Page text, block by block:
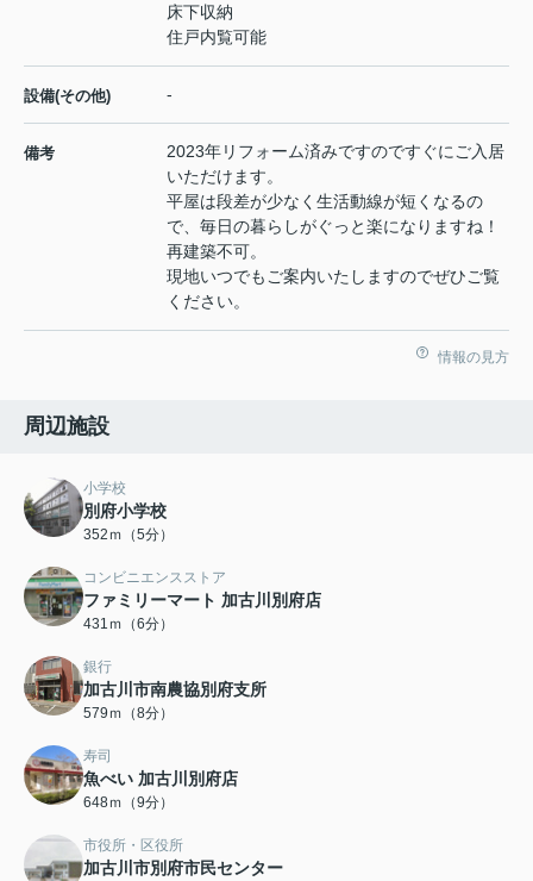
床下収納
住戸内覧可能
設備(その他) -
備考
2023年リフォーム済みですのですぐにご入居
いただけます。
平屋は段差が少なく生活動線が短くなるの
で、毎日の暮らしがぐっと楽になりますね！
再建築不可。
現地いつでもご案内いたしますのでぜひご覧
ください。
情報の見方
周辺施設
小学校
別府小学校
352ｍ（5分）
コンビニエンスストア
ファミリーマート 加古川別府店
431ｍ（6分）
銀行
加古川市南農協別府支所
579ｍ（8分）
寿司
魚べい 加古川別府店
648ｍ（9分）
市役所・区役所
加古川市別府市民センター